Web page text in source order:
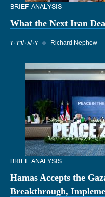
BRIEF ANALYSIS
What the Next Iran
٠٧‏/٠٨‏/٢٠٢٦ ◆ Richard Nephew
BRIEF ANALYSIS
Hamas Accepts the
Breakthrough,